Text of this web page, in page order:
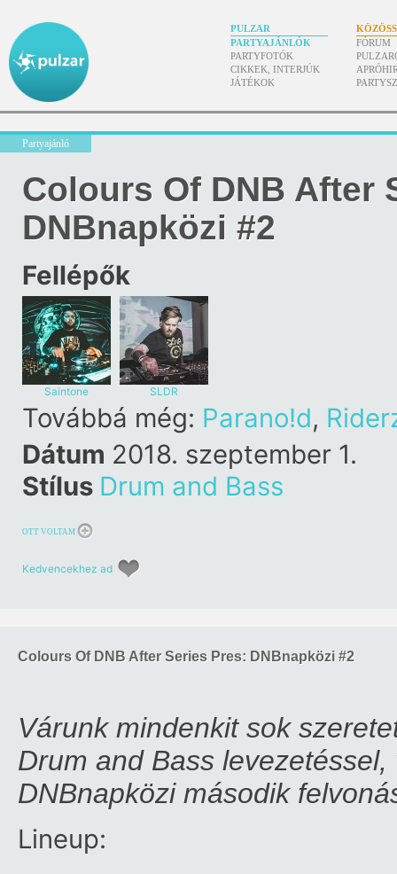
PULZAR
PARTYAJÁNLÓK
PARTYFOTÓK
CIKKEK, INTERJÚK
JÁTÉKOK
FÓRUM
Partyajánló
Colours Of DNB After
DNBnapközi #2
Fellépők
Saintone SLDR
Továbbá még: Parano!d,
Dátum 2018. szeptember 1.
Stílus Drum and Bass
OTT VOLTAM
Kedvencekhez ad
Colours Of DNB After Series Pres: DNBnapközi #2
Várunk mindenkit sok
Drum and Bass
DNBnapközi második
Lineup: